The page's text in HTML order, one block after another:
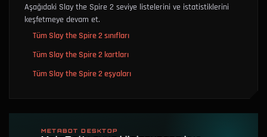
Aşağıdaki Slay the Spire 2 seviye listelerini ve istatistiklerini
keşfetmeye devam et.
Tüm Slay the Spire 2 sınıfları
Tüm Slay the Spire 2 kartları
Tüm Slay the Spire 2 eşyaları
METABOT DESKTOP